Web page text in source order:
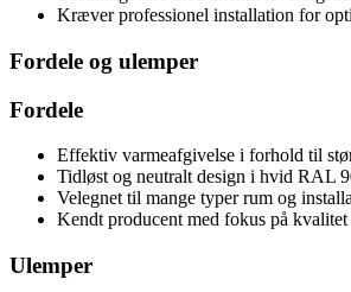
Kræver professionel installation for
Fordele og ulemper
Fordele
Effektiv varmeafgivelse i forhold til
Tidløst og neutralt design i hvid RAL
Velegnet til mange typer rum og
Kendt producent med fokus på kvalitet
Ulemper